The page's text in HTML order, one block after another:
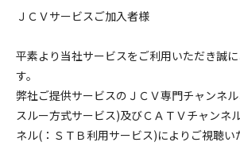
ＪＣＶサービスご加入者様
平素より当社サービスをご利用いただき誠
す。
弊社ご提供サービスのＪＣＶ専門チャンネ
スルー方式サービス)及びＣＡＴＶチャンネ
ネル(：ＳＴＢ利用サービス)によりご視聴い